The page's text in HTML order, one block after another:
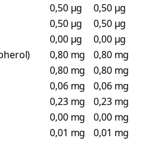
0,50 µg
0,50 µg
0,50 µg
0,50 µg
0,00 µg
0,00 µg
0,80 mg
0,80 mg
0,80 mg
0,80 mg
0,06 mg
0,06 mg
0,23 mg
0,23 mg
0,00 mg
0,00 mg
0,01 mg
0,01 mg